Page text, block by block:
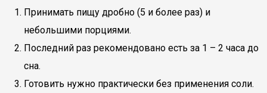
Принимать пищу дробно (5 и более раз) и
небольшими порциями.
Последний раз рекомендовано есть за 1 – 2 часа до
сна.
Готовить нужно практически без применения соли.